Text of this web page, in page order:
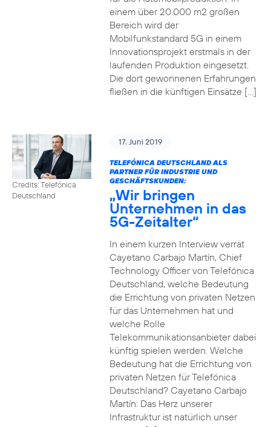
einem über 20.000 m2 großen
Bereich wird der
Mobilfunkstandard 5G in einem
Innovationsprojekt erstmals in der
laufenden Produktion eingesetzt.
Die dort gewonnenen Erfahrungen
fließen in die künftigen Einsätze […]
Credits: Telefónica
Deutschland
17. Juni 2019
TELEFÓNICA DEUTSCHLAND ALS
PARTNER FÜR INDUSTRIE UND
GESCHÄFTSKUNDEN:
„Wir bringen
Unternehmen in das
5G-Zeitalter“
In einem kurzen Interview verrät
Cayetano Carbajo Martín, Chief
Technology Officer von Telefónica
Deutschland, welche Bedeutung
die Errichtung von privaten Netzen
für das Unternehmen hat und
welche Rolle
Telekommunikationsanbieter dabei
künftig spielen werden. Welche
Bedeutung hat die Errichtung von
privaten Netzen für Telefónica
Deutschland? Cayetano Carbajo
Martín: Das Herz unserer
Infrastruktur ist natürlich unser